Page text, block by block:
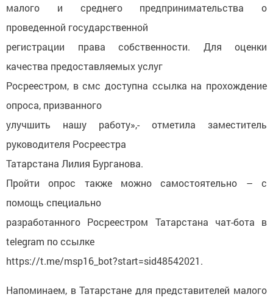
малого и среднего предпринимательства о
проведенной государственной
регистрации права собственности. Для оценки
качества предоставляемых услуг
Росреестром, в смс доступна ссылка на прохождение
опроса, призванного
улучшить нашу работу»,- отметила заместитель
руководителя Росреестра
Татарстана Лилия Бурганова.
Пройти опрос также можно самостоятельно – с
помощь специально
разработанного Росреестром Татарстана чат-бота в
telegram по ссылке
https://t.me/msp16_bot?start=sid48542021.
Напоминаем, в Татарстане для представителей малого